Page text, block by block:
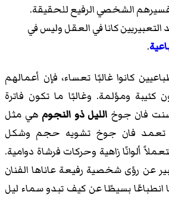
الشخصي الرفيع للحقيقة.
كانا في العقل وليس في
.
كانوا غالبًا تعساء، فإن أعمالهم
كئيبة ومؤلمة. وغالبًا ما تكون فاترة
فان جوخ الليل ذو النجوم هي مثل
تعمد فان جوخ تشويه حجم وشكل
ألوانًا زاهية وحركات فرشاة دوامية.
عن رؤى شخصية رفيعة عاناها الفنان
انطباعًا بسيطًا عن كيف تبدو سماء ليل